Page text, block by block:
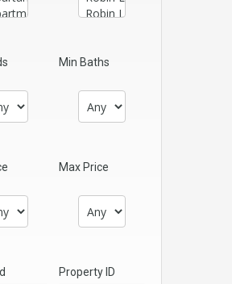
Min Baths
Max Price
Property ID